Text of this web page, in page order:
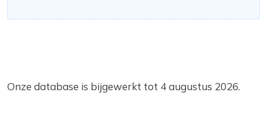
Onze database is bijgewerkt tot 4 augustus 2026.